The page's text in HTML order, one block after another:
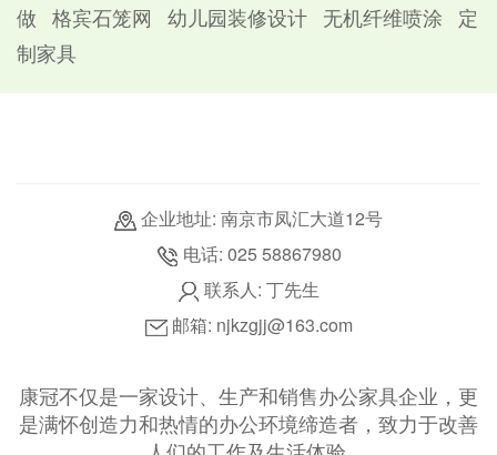
做 格宾石笼网 幼儿园装修设计 无机纤维喷涂
定
制家具
企业地址: 南京市凤汇大道12号
电话: 025 58867980
联系人: 丁先生
邮箱: njkzgjj@163.com
康冠不仅是一家设计、生产和销售办公家具企业，更
是满怀创造力和热情的办公环境缔造者，致力于改善